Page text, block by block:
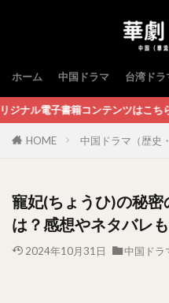
ホーム 中国ドラマ 台湾ドラ
はこちらからどうぞ！
HOME 中国ドラマ（歴史
寵妃(ちょうひ)の秘密
は？感想やネタバレも
2024年10月31日 中国ドラ